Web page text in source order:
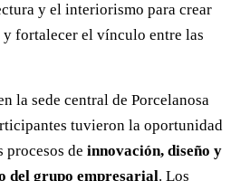
y el interiorismo para crear
fortalecer el vínculo entre las
la sede central de Porcelanosa
tuvieron la oportunidad
procesos de innovación, diseño y
del grupo empresarial. Los